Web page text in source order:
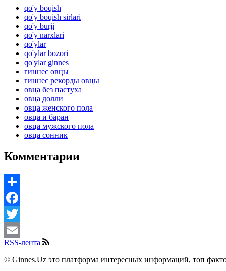
qo'y boqish
qo'y boqish sirlari
qo'y burji
qo'y narxlari
qo'ylar
qo'ylar bozori
qo'ylar ginnes
гиннес овцы
гиннес рекорды овцы
овца без пастуха
овца долли
овца женского пола
овца и баран
овца мужского пола
овца сонник
Комментарии
Share
Facebook
Twitter
Email
RSS-лента
© Ginnes.Uz это платформа интересных информаций, топ